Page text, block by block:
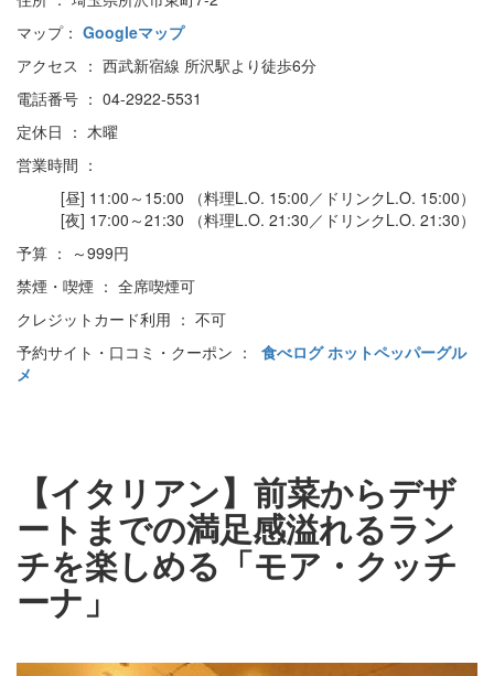
マップ： Googleマップ
アクセス ： 西武新宿線 所沢駅より徒歩6分
電話番号 ： 04-2922-5531
定休日 ： 木曜
営業時間 ：
[昼] 11:00～15:00 （料理L.O. 15:00／ドリンクL.O. 15:00）
[夜] 17:00～21:30 （料理L.O. 21:30／ドリンクL.O. 21:30）
予算 ： ～999円
禁煙・喫煙 ： 全席喫煙可
クレジットカード利用 ： 不可
予約サイト・口コミ・クーポン ： 食べログホットペッパーグル
メ
【イタリアン】前菜からデザ
ートまでの満足感溢れるラン
チを楽しめる「モア・クッチ
ーナ」